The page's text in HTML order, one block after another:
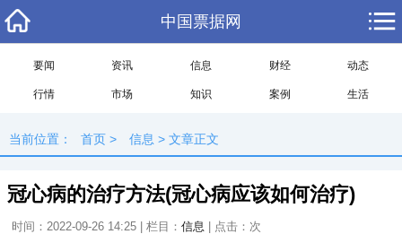
中国票据网
要闻 资讯 信息 财经 动态
行情 市场 知识 案例 生活
当前位置： 首页 > 信息 > 文章正文
冠心病的治疗方法(冠心病应该如何治疗)
时间：2022-09-26 14:25 | 栏目： 信息 | 点击： 次